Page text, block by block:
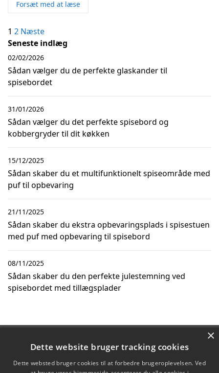
Forsæt med at læse
Indlægsinddeling
1 2 Næste
Seneste indlæg
Sådan vælger du de perfekte glaskander til
spisebordet
02/02/2026
Sådan vælger du det perfekte spisebord og
kobbergryder til dit køkken
31/01/2026
Sådan skaber du et multifunktionelt spiseområde med
puf til opbevaring
15/12/2025
Sådan skaber du ekstra opbevaringsplads i spisestuen
med puf med opbevaring til spisebord
21/11/2025
Sådan skaber du den perfekte julestemning ved
spisebordet med tillægsplader
08/11/2025
Forside
Om / kontakt Blog Betingelser
×
Dette website bruger tracking cookies
Dette websted bruger cookies til at forbedre brugeroplevelsen. Ved